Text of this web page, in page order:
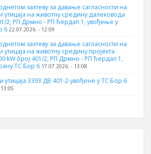
захтеву за давање сагласности на
утицаја на животну средину далековода
2, РП Дрмно - РП Ђердап 1, увођење у
6 22.07.2026. - 12:09
захтеву за давање сагласности на
утицаја на животну средину пројекта
kW број 401/2, РП Дрмно - РП Ђердап 1,
ТС Бор 6 17.07.2026. - 13:08
утицаја 3393 ДВ 401-2-увођене у ТС Бор 6